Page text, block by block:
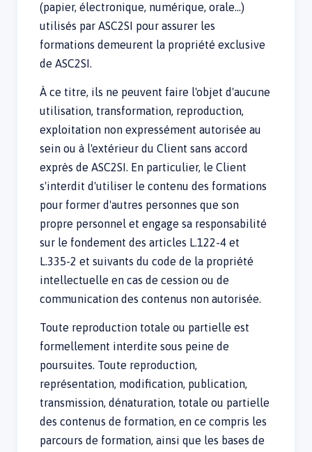
(papier, électronique, numérique, orale…)
utilisés par ASC2SI pour assurer les
formations demeurent la propriété exclusive
de ASC2SI.
À ce titre, ils ne peuvent faire l'objet d'aucune
utilisation, transformation, reproduction,
exploitation non expressément autorisée au
sein ou à l'extérieur du Client sans accord
exprès de ASC2SI. En particulier, le Client
s'interdit d'utiliser le contenu des formations
pour former d'autres personnes que son
propre personnel et engage sa responsabilité
sur le fondement des articles L.122-4 et
L.335-2 et suivants du code de la propriété
intellectuelle en cas de cession ou de
communication des contenus non autorisée.
Toute reproduction totale ou partielle est
formellement interdite sous peine de
poursuites. Toute reproduction,
représentation, modification, publication,
transmission, dénaturation, totale ou partielle
des contenus de formation, en ce compris les
parcours de formation, ainsi que les bases de